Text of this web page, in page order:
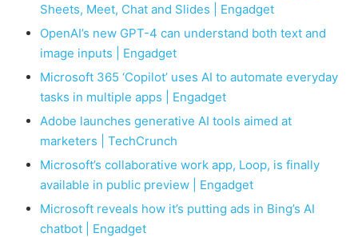
Sheets, Meet, Chat and Slides | Engadget
OpenAI’s new GPT-4 can understand both text and
image inputs | Engadget
Microsoft 365 ‘Copilot’ uses AI to automate everyday
tasks in multiple apps | Engadget
Adobe launches generative AI tools aimed at
marketers | TechCrunch
Microsoft’s collaborative work app, Loop, is finally
available in public preview | Engadget
Microsoft reveals how it’s putting ads in Bing’s AI
chatbot | Engadget